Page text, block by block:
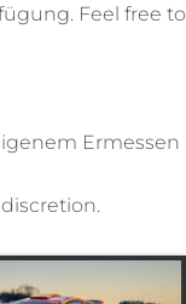
Feel free to
Ermessen